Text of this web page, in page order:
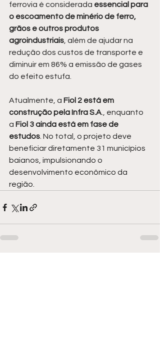
ferrovia é considerada essencial para
o escoamento de minério de ferro,
grãos e outros produtos
agroindustriais, além de ajudar na
redução dos custos de transporte e
diminuir em 86% a emissão de gases
do efeito estufa.
Atualmente, a Fiol 2 está em
construção pela Infra S.A., enquanto
a Fiol 3 ainda está em fase de
estudos. No total, o projeto deve
beneficiar diretamente 31 municípios
baianos, impulsionando o
desenvolvimento econômico da
região.